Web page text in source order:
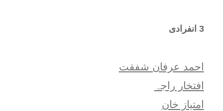
3 انفرادی
احمد عرفان شفقت
افتخار راجہ
امتياز خان